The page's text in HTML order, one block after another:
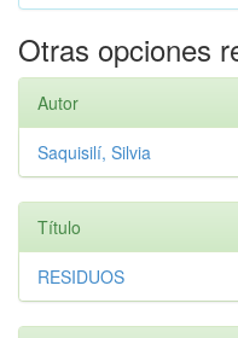
Otras opciones
Autor
Saquisilí, Silvia
Título
RESIDUOS